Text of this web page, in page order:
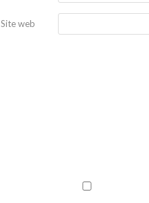
Site web